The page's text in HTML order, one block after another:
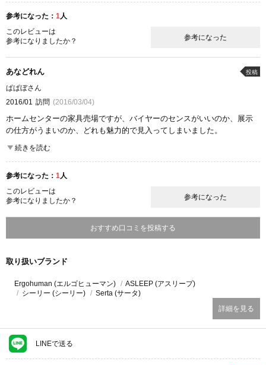
ここが良かった
品揃え
コストパフォーマンス
参考になった： 1人
このレビューは
参考になりましたか？
参考になった
あなどれん 投稿
ぱぱぼさん
2016/01 訪問 (2016/03/04)
ホームセンターの家具売場ですが、バイヤーのセンスがいいのか、展示
の仕方がうまいのか、どれも魅力的で見入ってしまいました。
くつろげる空間でついつい長いしちゃいました。
店員さんの説明もとても丁寧でまた買いにきたいと思いました。
ここが良かった
品揃え
商品の質
続きを読む
参考になった： 1人
このレビューは
参考になりましたか？
参考になった
おすすめ口コミを投稿する
取り扱いブランド
Ergohuman (エルゴヒューマン)
ASLEEP (アスリープ)
シーリー (シーリー)
Serta (サータ)
詳細を見る
LINEで送る